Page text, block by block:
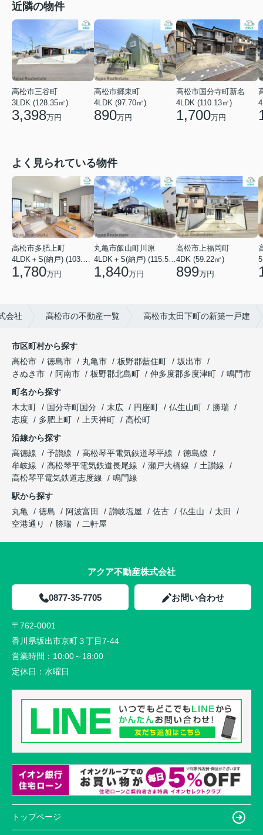
近隣の物件
高松市三谷町
3LDK (128.35㎡)
3,398万円
高松市郷東町
4LDK (97.70㎡)
890万円
高松市国分寺町新名
4LDK (110.13㎡)
1,700万円
よく見られている物件
高松市多肥上町
4LDK＋S(納戸) (103.51㎡)
1,780万円
丸亀市飯山町川原
4LDK＋S(納戸) (115.52㎡)
1,840万円
高松市上福岡町
4DK (59.22㎡)
899万円
会社 高松市の不動産一覧 高松市太田下町の新築一戸建
市区町村から探す
高松市
徳島市 丸亀市 板野郡藍住町
坂出市
さぬき市
阿南市 板野郡北島町 仲多度郡多度津町
鳴門市
町名から探す
木太町
国分寺町国分 末広 円座町 仏生山町
勝瑞
志度
多肥上町 上天神町
高松町
沿線から探す
高徳線
予讃線 高松琴平電気鉄道琴平線
徳島線
牟岐線
高松琴平電気鉄道長尾線 瀬戸大橋線
土讃線
高松琴平電気鉄道志度線
鳴門線
駅から探す
丸亀
徳島 阿波富田 讃岐塩屋 佐古 仏生山
太田
空港通り
勝瑞 二軒屋
アクア不動産株式会社
0877-35-7705 お問い合わせ
〒762-0001
香川県坂出市京町３丁目7-44
営業時間： 10:00～18:00
定休日： 水曜日
トップページ